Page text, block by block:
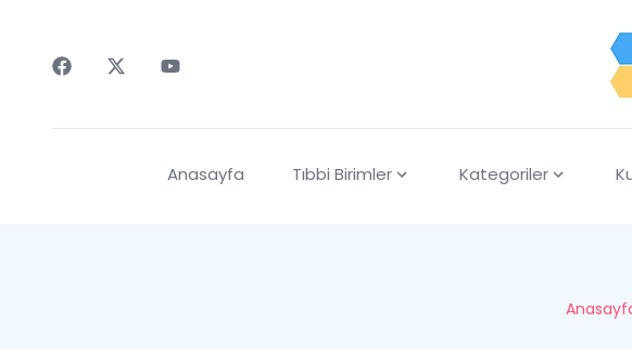
Anasayfa Tıbbi Birimler Kategoriler